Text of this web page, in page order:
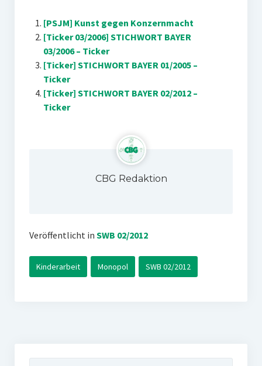
[PSJM] Kunst gegen Konzernmacht
[Ticker 03/2006] STICHWORT BAYER
03/2006 – Ticker
[Ticker] STICHWORT BAYER 01/2005 –
Ticker
[Ticker] STICHWORT BAYER 02/2012 –
Ticker
CBG Redaktion
Veröffentlicht in SWB 02/2012
Kinderarbeit Monopol SWB 02/2012